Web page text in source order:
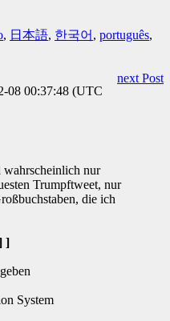
, 日本語, 한국어 , português,
next Post
08 00:37:48 (UTC
wahrscheinlich nur
Trumpftweet, nur
die ich
]
System